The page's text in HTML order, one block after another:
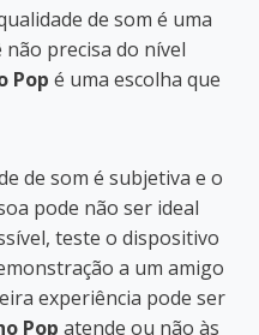
de som é uma
precisa do nível
Pop é uma escolha que
de som é subjetiva e o
pode não ser ideal
teste o dispositivo
a um amigo
experiência pode ser
Pop atende ou não às